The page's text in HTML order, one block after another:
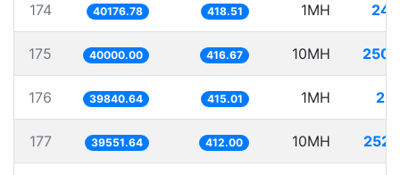
174 40176.78 418.51 1MH
175 40000.00 416.67 10MH
176 39840.64 415.01 1MH
177 39551.64 412.00 10MH